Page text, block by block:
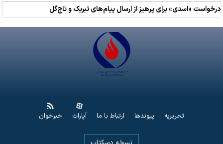
درخواست «اسدی» برای پرهیز از ارسال پیام‌های تبریک و تاج‌گل
تحریریه پیوندها ارتباط با ما آپارات خبرخوان